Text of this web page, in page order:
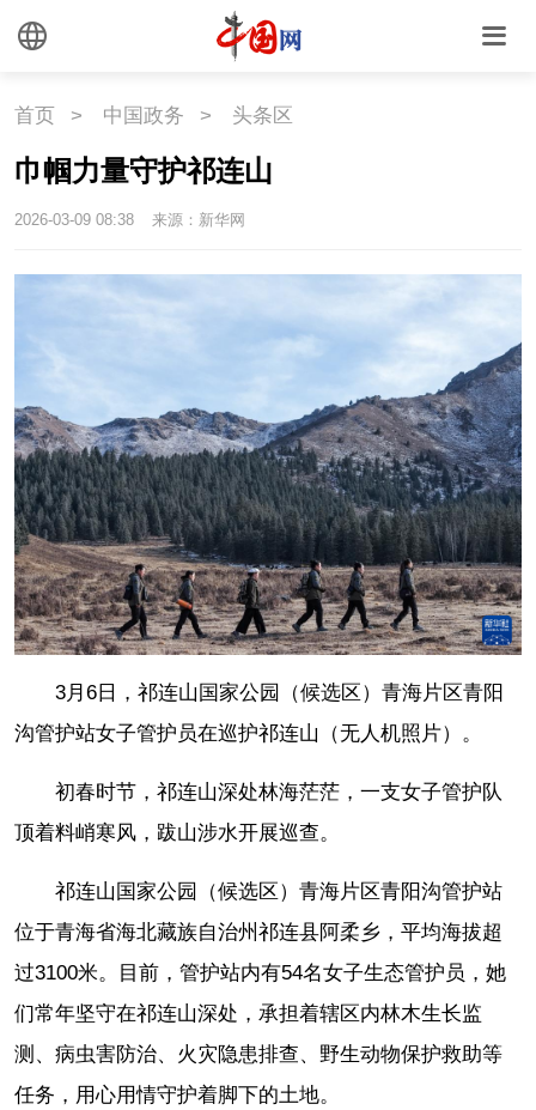
首页 > 中国政务 > 头条区
巾帼力量守护祁连山
2026-03-09 08:38 来源：新华网
3月6日，祁连山国家公园（候选区）青海片区青阳
沟管护站女子管护员在巡护祁连山（无人机照片）。
初春时节，祁连山深处林海茫茫，一支女子管护队
顶着料峭寒风，跋山涉水开展巡查。
祁连山国家公园（候选区）青海片区青阳沟管护站
位于青海省海北藏族自治州祁连县阿柔乡，平均海拔超
过3100米。目前，管护站内有54名女子生态管护员，她
们常年坚守在祁连山深处，承担着辖区内林木生长监
测、病虫害防治、火灾隐患排查、野生动物保护救助等
任务，用心用情守护着脚下的土地。